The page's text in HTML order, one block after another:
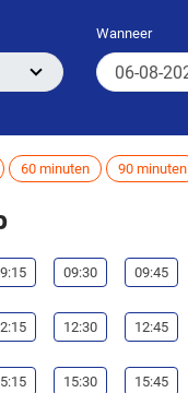
Wanneer
60 minuten 90 minuten
09:30 09:45
12:30 12:45
15:30 15:45